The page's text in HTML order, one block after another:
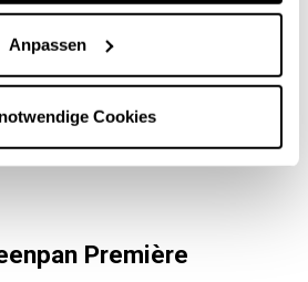
Anpassen
Cookies
Ihrem GreenPan-Kochgeschirr.
x 17,6 x 34,1 cm lang
Oberseite: 16 cm
13 cm
Première